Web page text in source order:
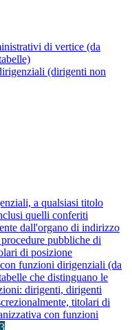
di vertice (da
(dirigenti non
a qualsiasi titolo
quelli conferiti
dall'organo di indirizzo
pubbliche di
di posizione
funzioni dirigenziali (da
che distinguano le
dirigenti, dirigenti
titolari di
con funzioni